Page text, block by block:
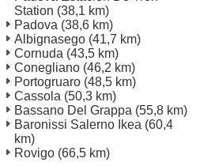
Station (38,1 km)
Padova (38,6 km)
Albignasego (41,7 km)
Cornuda (43,5 km)
Conegliano (46,2 km)
Portogruaro (48,5 km)
Cassola (50,3 km)
Bassano Del Grappa (55,8 km)
Baronissi Salerno Ikea (60,4
km)
Rovigo (66,5 km)